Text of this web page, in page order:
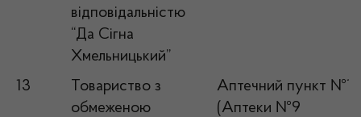
відповідальністю
“Да Сігна
Хмельницький”
13
Товариство з
обмеженою
Аптечний пункт №1
(Аптеки №9